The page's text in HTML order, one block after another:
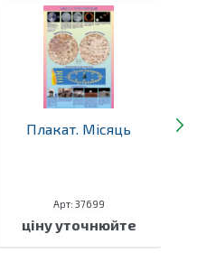
Плакат. Місяць
Арт: 37699
ціну уточнюйте